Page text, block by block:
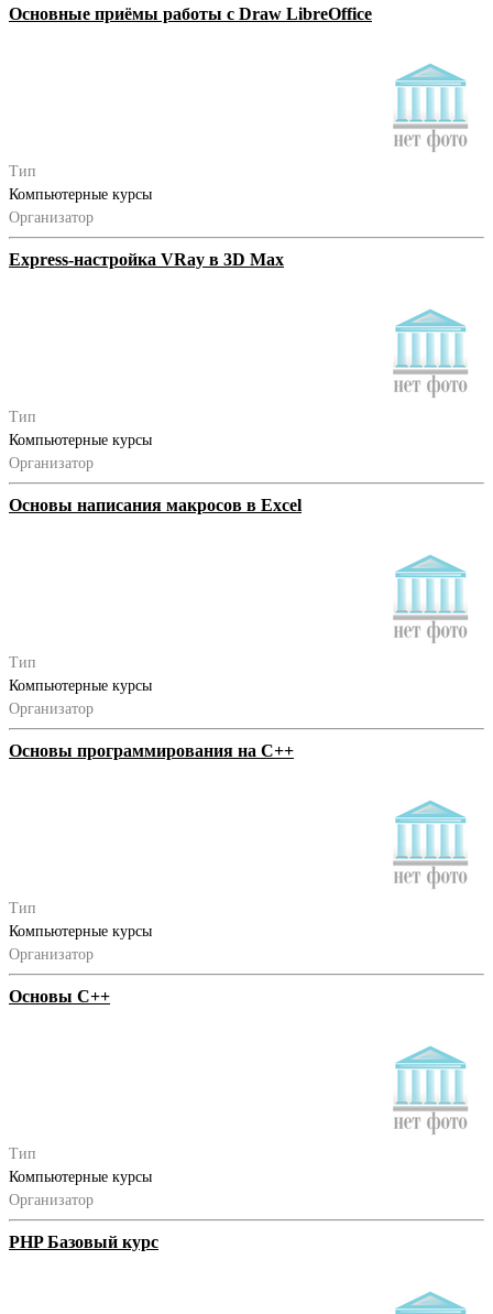
Основные приёмы работы с Draw LibreOffice
Тип
Компьютерные курсы
Организатор
Express-настройка VRay в 3D Max
Тип
Компьютерные курсы
Организатор
Основы написания макросов в Excel
Тип
Компьютерные курсы
Организатор
Основы программирования на С++
Тип
Компьютерные курсы
Организатор
Основы С++
Тип
Компьютерные курсы
Организатор
PHP Базовый курс